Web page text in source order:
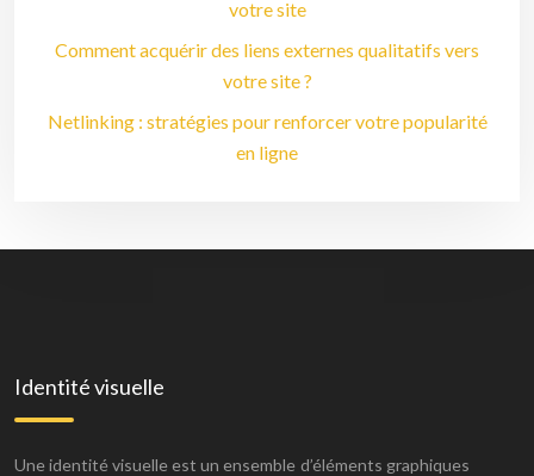
votre site
Comment acquérir des liens externes qualitatifs vers
votre site ?
Netlinking : stratégies pour renforcer votre popularité
en ligne
Identité visuelle
Une identité visuelle est un ensemble d’éléments graphiques